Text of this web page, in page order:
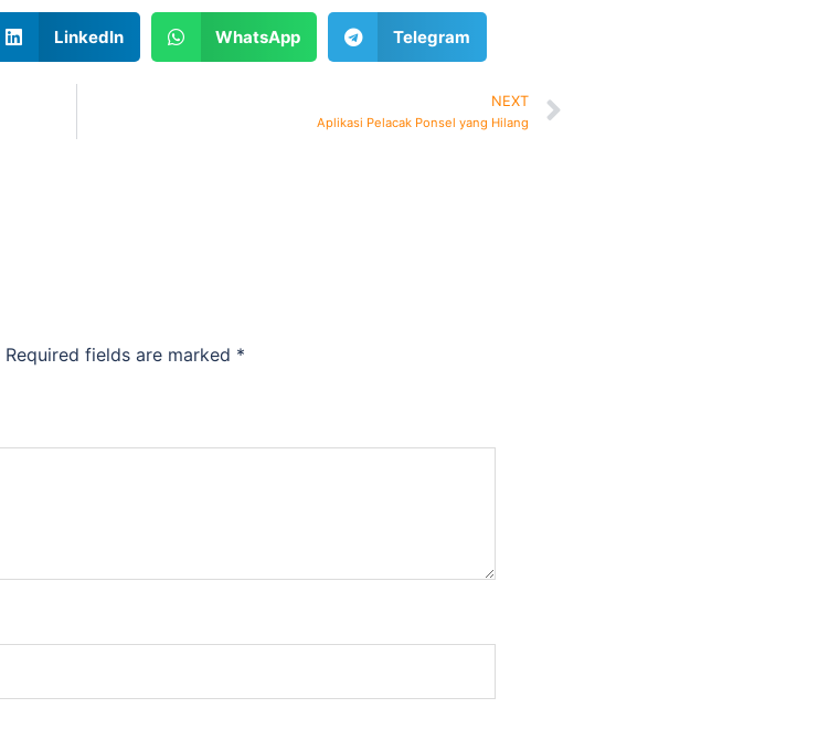
LinkedIn WhatsApp Telegram
NEXT
Aplikasi Pelacak Ponsel yang Hilang
Required fields are marked *